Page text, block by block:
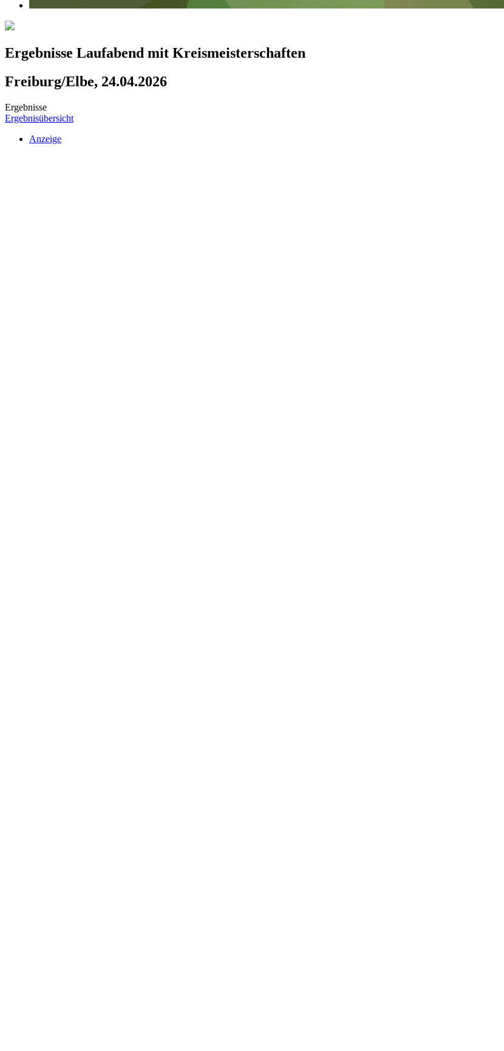
Ergebnisse Laufabend mit Kreismeisterschaften
Freiburg/Elbe, 24.04.2026
Ergebnisse
Ergebnisübersicht
Anzeige